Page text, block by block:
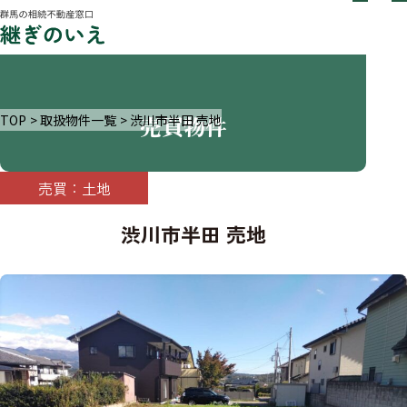
TOP 取扱物件一覧 渋川市半田 売地
売買物件
売買：土地
渋川市半田 売地